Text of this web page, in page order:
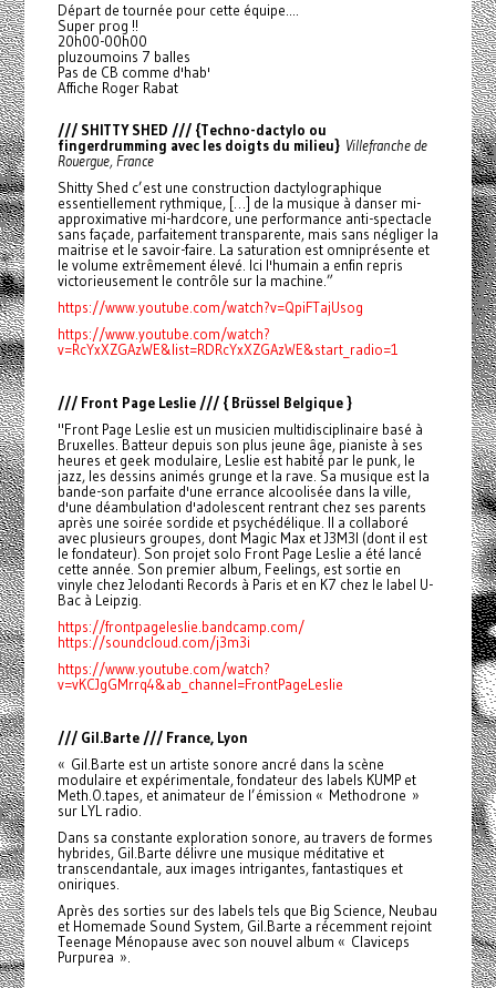
Départ de tournée pour cette équipe....
Super prog !!
20h00-00h00
pluzoumoins 7 balles
Pas de CB comme d'hab'
Affiche Roger Rabat
/// SHITTY SHED /// {Techno-dactylo ou
fingerdrumming avec les doigts du milieu} Villefranche de
Rouergue, France
Shitty Shed c’est une construction dactylographique
essentiellement rythmique, […] de la musique à danser mi-
approximative mi-hardcore, une performance anti-spectacle
sans façade, parfaitement transparente, mais sans négliger la
maitrise et le savoir-faire. La saturation est omniprésente et
le volume extrêmement élevé. Ici l'humain a enfin repris
victorieusement le contrôle sur la machine.”
https://www.youtube.com/watch?v=QpiFTajUsog
https://www.youtube.com/watch?
v=RcYxXZGAzWE&list=RDRcYxXZGAzWE&start_radio=1
/// Front Page Leslie /// { Brüssel Belgique }
"Front Page Leslie est un musicien multidisciplinaire basé à
Bruxelles. Batteur depuis son plus jeune âge, pianiste à ses
heures et geek modulaire, Leslie est habité par le punk, le
jazz, les dessins animés grunge et la rave. Sa musique est la
bande-son parfaite d'une errance alcoolisée dans la ville,
d'une déambulation d'adolescent rentrant chez ses parents
après une soirée sordide et psychédélique. Il a collaboré
avec plusieurs groupes, dont Magic Max et J3M3I (dont il est
le fondateur). Son projet solo Front Page Leslie a été lancé
cette année. Son premier album, Feelings, est sortie en
vinyle chez Jelodanti Records à Paris et en K7 chez le label U-
Bac à Leipzig.
https://frontpageleslie.bandcamp.com/
https://soundcloud.com/j3m3i
https://www.youtube.com/watch?
v=vKCJgGMrrq4&ab_channel=FrontPageLeslie
/// Gil.Barte /// France, Lyon
« Gil.Barte est un artiste sonore ancré dans la scène
modulaire et expérimentale, fondateur des labels KUMP et
Meth.O.tapes, et animateur de l’émission « Methodrone »
sur LYL radio.
Dans sa constante exploration sonore, au travers de formes
hybrides, Gil.Barte délivre une musique méditative et
transcendantale, aux images intrigantes, fantastiques et
oniriques.
Après des sorties sur des labels tels que Big Science, Neubau
et Homemade Sound System, Gil.Barte a récemment rejoint
Teenage Ménopause avec son nouvel album « Claviceps
Purpurea ».